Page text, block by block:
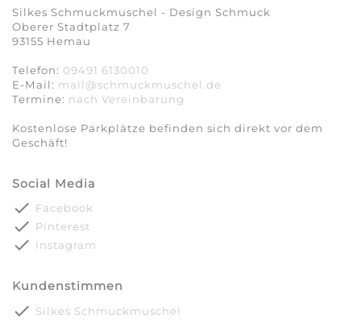
Silkes Schmuckmuschel - Design Schmuck
Oberer Stadtplatz 7
93155 Hemau
Telefon: 09491 6130010
E-Mail: mail@schmuckmuschel.de
Termine: nach Vereinbarung​​​​​​​
Kostenlose Parkplätze befinden sich direkt vor dem
Geschäft!
Social Media
done Facebook
done Pinterest
done Instagram
Kundenstimmen
done Silkes Schmuckmuschel